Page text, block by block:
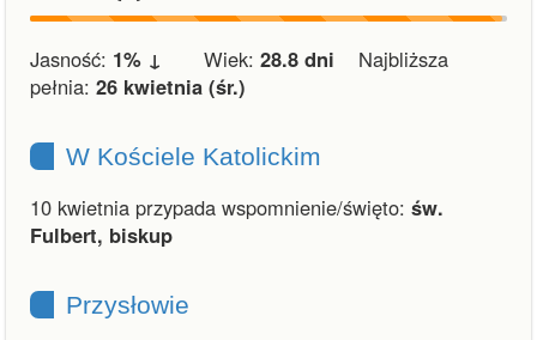
Jasność: 1% ↓ Wiek: 28.8 dni Najbliższa
pełnia: 26 kwietnia (śr.)
W Kościele Katolickim
10 kwietnia przypada wspomnienie/święto: św.
Fulbert, biskup
Przysłowie